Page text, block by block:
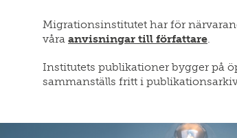
Migrationsinstitutet har för
våra anvisningar till författare.
Institutets publikationer bygger på
sammanställs fritt i